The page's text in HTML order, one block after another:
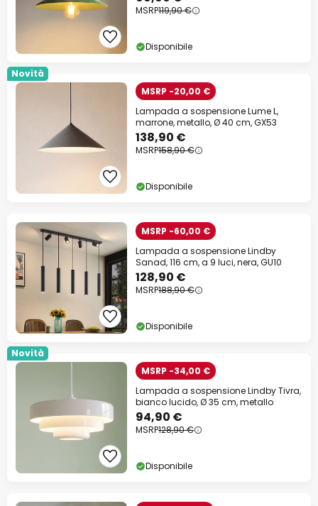
MSRP119,90 €
Disponibile
Novità
MSRP -20,00 €
Lampada a sospensione Lume L,
marrone, metallo, Ø 40 cm, GX53
138,90 €
MSRP158,90 €
Disponibile
MSRP -60,00 €
Lampada a sospensione Lindby
Sanad, 116 cm, a 9 luci, nera, GU10
128,90 €
MSRP188,90 €
Disponibile
Novità
MSRP -34,00 €
Lampada a sospensione Lindby Tivra,
bianco lucido, Ø 35 cm, metallo
94,90 €
MSRP128,90 €
Disponibile